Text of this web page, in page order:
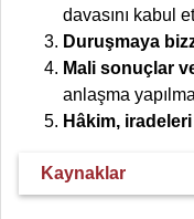
davasını kabul
Duruşmaya
Mali sonuçlar
anlaşma
Hâkim,
Kaynaklar